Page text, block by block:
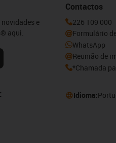
e
aqui.
Contactos
226 109 000
Formulário
WhatsApp
Reunião de
*Chamada
Idioma: